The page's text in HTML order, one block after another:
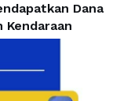
Dana
Kendaraan